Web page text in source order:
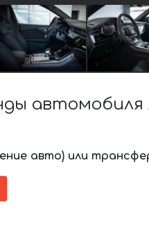
автомобиля
авто) или